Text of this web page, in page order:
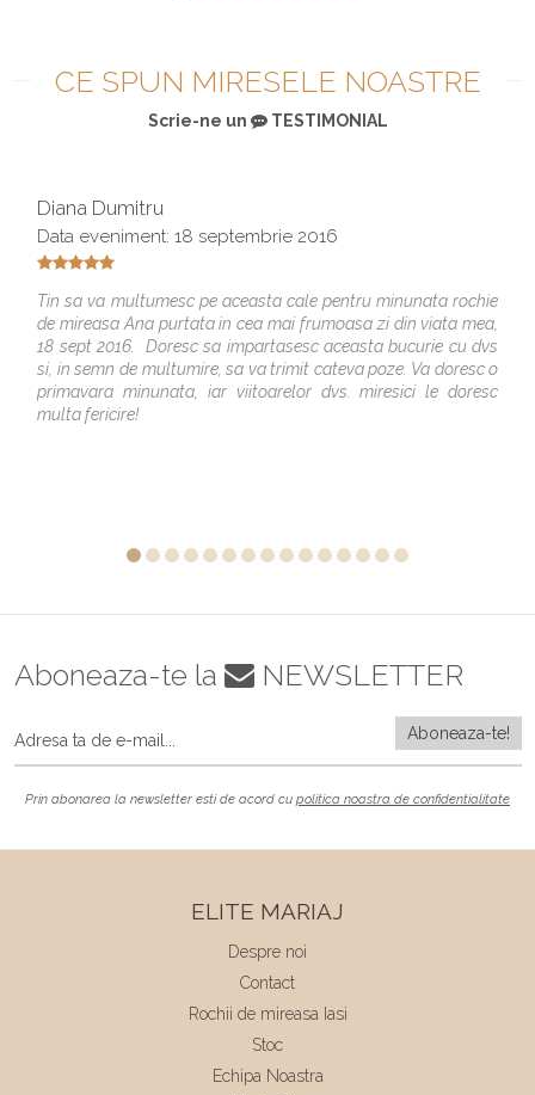
CE SPUN MIRESELE NOASTRE
Scrie-ne un TESTIMONIAL
Diana Dumitru
Data eveniment: 18 septembrie 2016
Tin sa va multumesc pe aceasta cale pentru minunata rochie
de mireasa Ana purtata in cea mai frumoasa zi din viata mea,
18 sept 2016. Doresc sa impartasesc aceasta bucurie cu dvs
si, in semn de multumire, sa va trimit cateva poze. Va doresc o
primavara minunata, iar viitoarelor dvs. miresici le doresc
multa fericire!
Aboneaza-te la NEWSLETTER
Prin abonarea la newsletter esti de acord cu politica noastra de confidentialitate
ELITE MARIAJ
Despre noi
Contact
Rochii de mireasa Iasi
Stoc
Echipa Noastra